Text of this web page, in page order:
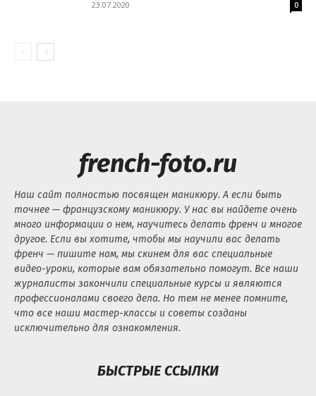
23.07.2020 0
french-foto.ru
Наш сайт полностью посвящен маникюру. А если быть
точнее — французскому маникюру. У нас вы найдете очень
много информации о нем, научитесь делать френч и многое
другое. Если вы хотите, чтобы мы научили вас делать
френч — пишите нам, мы скинем для вас специальные
видео-уроки, которые вам обязательно помогут. Все наши
журналисты закончили специальные курсы и являются
профессионалами своего дела. Но тем не менее помните,
что все наши мастер-классы и советы созданы
исключительно для ознакомления.
БЫСТРЫЕ ССЫЛКИ